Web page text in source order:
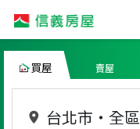
買屋 賣屋
台北市 ・ 全區